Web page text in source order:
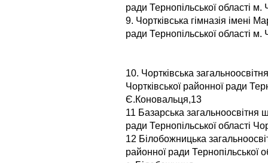
ради Тернопільської області
9. Чортківська гімназія імені
ради Тернопільської області м.
10. Чортківська
Чортківської районної ради
Є.Коновальця,13
11 Базарська загальноосвітня
ради Тернопільської області
12 Білобожницька
районної ради Тернопільської